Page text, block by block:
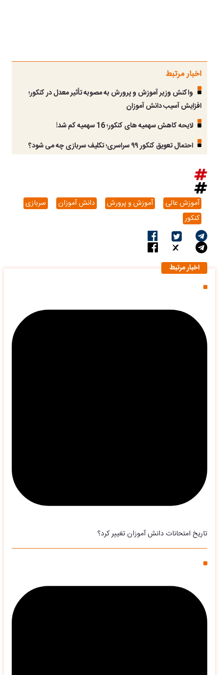
اخبار مرتبط
واکنش وزیر آموزش و پرورش به مصوبه تأثیر معدل در کنکور؛
افزایش آسیب دانش آموزان
لایحه کاهش سهمیه های کنکور؛ 16 سهمیه کم شد!
احتمال تعویق کنکور ۹۹ سراسری؛ تکلیف سربازی چه می شود؟
آموزش عالی آموزش و پرورش دانش آموزان
سربازی
کنکور
اخبار مرتبط
تاریخ امتحانات دانش آموزان تغییر کرد؟